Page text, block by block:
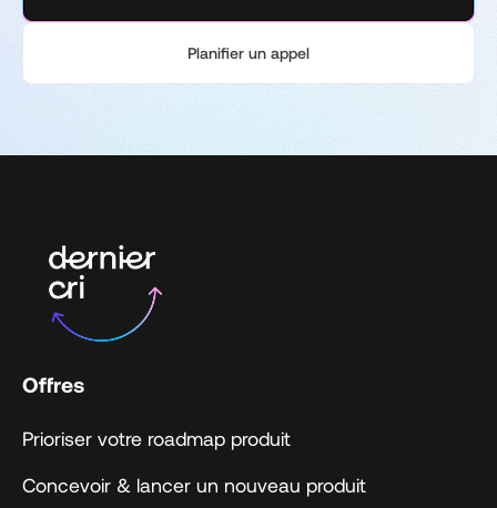
Planifier un appel
Offres
Prioriser votre roadmap produit
Concevoir & lancer un nouveau produit